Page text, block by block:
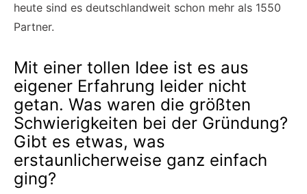
heute sind es deutschlandweit schon mehr als 1550
Partner.
Mit einer tollen Idee ist es aus
eigener Erfahrung leider nicht
getan. Was waren die größten
Schwierigkeiten bei der Gründung?
Gibt es etwas, was
erstaunlicherweise ganz einfach
ging?